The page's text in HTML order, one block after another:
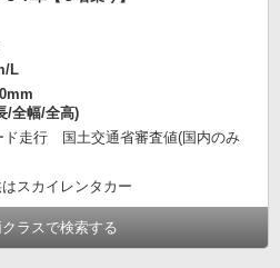
L
/全幅/全高)
ド走行 国土交通省審査値(国内のみ
スカイレンタカー
ラスで検索する